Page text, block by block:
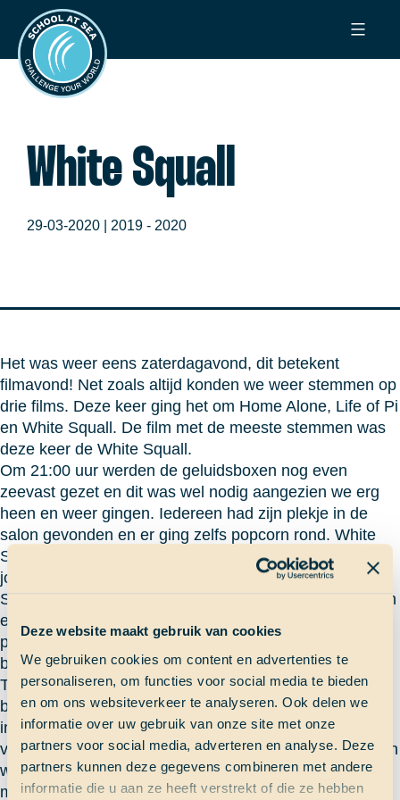
Deze website maakt gebruik van cookies
We gebruiken cookies om content en advertenties te
personaliseren, om functies voor social media te bieden
en om ons websiteverkeer te analyseren. Ook delen we
informatie over uw gebruik van onze site met onze
partners voor social media, adverteren en analyse. Deze
partners kunnen deze gegevens combineren met andere
informatie die u aan ze heeft verstrekt of die ze hebben
naar
inhoud
School
at
Sea
White Squall
29-03-2020 | 2019 - 2020
Het was weer eens zaterdagavond, dit betekent
filmavond! Net zoals altijd konden we weer stemmen op
drie films. Deze keer ging het om Home Alone, Life of Pi
en White Squall. De film met de meeste stemmen was
deze keer de White Squall.
Om 21:00 uur werden de geluidsboxen nog even
zeevast gezet en dit was wel nodig aangezien we erg
heen en weer gingen. Iedereen had zijn plekje in de
salon gevonden en er ging zelfs popcorn rond. White
Squall is een avontuurlijke film uit de jaren ’90 over
jongeren op een groot zeilschip, een beetje zoals
School at Sea. De jongeren lopen net zoals wij wachten
en zeilen de wereld over. Op het schip vinden situaties
plaats die wij ook aan boord hebben. En, het
belangrijkste: het is een waargebeurd verhaal.
Tijdens een van de wachten is er een ontzettend grote
bui, de kapitein en bemanning kunnen niet meer
ingrijpen en het is te laat, ze zinken. Twee jongeren, de
vrouw van de kapitein en de kok verdrinken. De kapitein
wordt aangeklaagd omdat hij verantwoordelijk was,
maar hij wordt onschuldig verklaard.